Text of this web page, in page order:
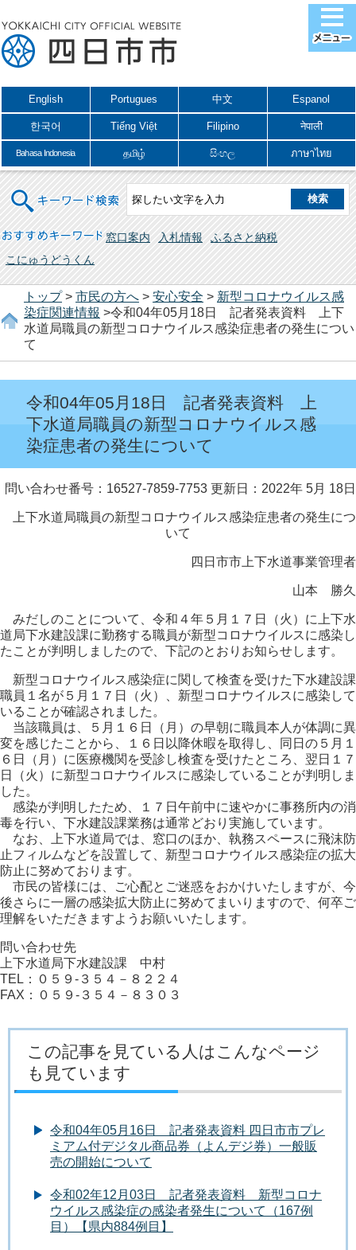
English Portugues 中文 Espanol
한국어 Tiếng Việt Filipino नेपाली
Bahasa Indonesia தமிழ் සිංහල ภาษาไทย
キーワード検索
おすすめキーワード 窓口案内 入札情報
ふるさと納税
こにゅうどうくん
トップ> 市民の方へ > 安心安全 > 新型コロナウイルス感
染症関連情報 >令和04年05月18日 記者発表資料 上下
水道局職員の新型コロナウイルス感染症患者の発生につい
て
令和04年05月18日 記者発表資料 上
下水道局職員の新型コロナウイルス感
染症患者の発生について
問い合わせ番号：16527-7859-7753 更新日：2022年 5月 18日
上下水道局職員の新型コロナウイルス感染症患者の発生につ
いて
四日市市上下水道事業管理者
山本 勝久
みだしのことについて、令和４年５月１７日（火）に上下水
道局下水建設課に勤務する職員が新型コロナウイルスに感染し
たことが判明しましたので、下記のとおりお知らせします。
新型コロナウイルス感染症に関して検査を受けた下水建設課
職員１名が５月１７日（火）、新型コロナウイルスに感染して
いることが確認されました。
当該職員は、５月１６日（月）の早朝に職員本人が体調に異
変を感じたことから、１６日以降休暇を取得し、同日の５月１
６日（月）に医療機関を受診し検査を受けたところ、翌日１７
日（火）に新型コロナウイルスに感染していることが判明しま
した。
感染が判明したため、１７日午前中に速やかに事務所内の消
毒を行い、下水建設課業務は通常どおり実施しています。
なお、上下水道局では、窓口のほか、執務スペースに飛沫防
止フィルムなどを設置して、新型コロナウイルス感染症の拡大
防止に努めております。
市民の皆様には、ご心配とご迷惑をおかけいたしますが、今
後さらに一層の感染拡大防止に努めてまいりますので、何卒ご
理解をいただきますようお願いいたします。
問い合わせ先
上下水道局下水建設課 中村
TEL：０５９-３５４－８２２４
FAX：０５９-３５４－８３０３
この記事を見ている人はこんなページ
も見ています
令和04年05月16日 記者発表資料 四日市市プレ
ミアム付デジタル商品券（よんデジ券）一般販
売の開始について
令和02年12月03日 記者発表資料 新型コロナ
ウイルス感染症の感染者発生について（167例
目）【県内884例目】